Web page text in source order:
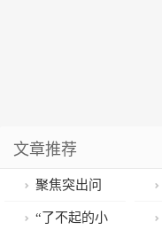
文章推荐
聚焦突出问
题 落实农村疫
“了不起的小